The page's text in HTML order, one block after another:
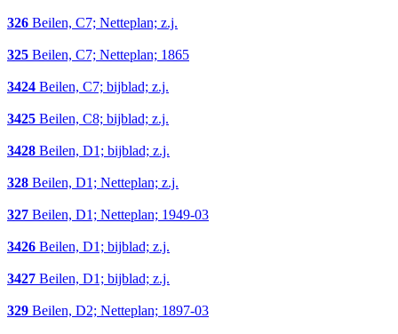
326 Beilen, C7; Netteplan; z.j.
325 Beilen, C7; Netteplan; 1865
3424 Beilen, C7; bijblad; z.j.
3425 Beilen, C8; bijblad; z.j.
3428 Beilen, D1; bijblad; z.j.
328 Beilen, D1; Netteplan; z.j.
327 Beilen, D1; Netteplan; 1949-03
3426 Beilen, D1; bijblad; z.j.
3427 Beilen, D1; bijblad; z.j.
329 Beilen, D2; Netteplan; 1897-03